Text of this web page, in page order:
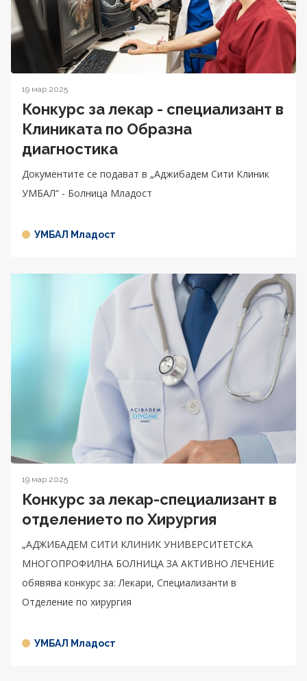
19 мар 2025
Конкурс за лекар - специализант в
Клиниката по Образна
диагностика
Документите се подават в „Аджибадем Сити Клиник
УМБАЛ“ - Болница Младост
УМБАЛ Младост
19 мар 2025
Конкурс за лекар-специализант в
отделението по Хирургия
„АДЖИБАДЕМ СИТИ КЛИНИК УНИВЕРСИТЕТСКА
МНОГОПРОФИЛНА БОЛНИЦА ЗА АКТИВНО ЛЕЧЕНИЕ
обявява конкурс за: Лекари, Специализанти в
Отделение по хирургия
УМБАЛ Младост